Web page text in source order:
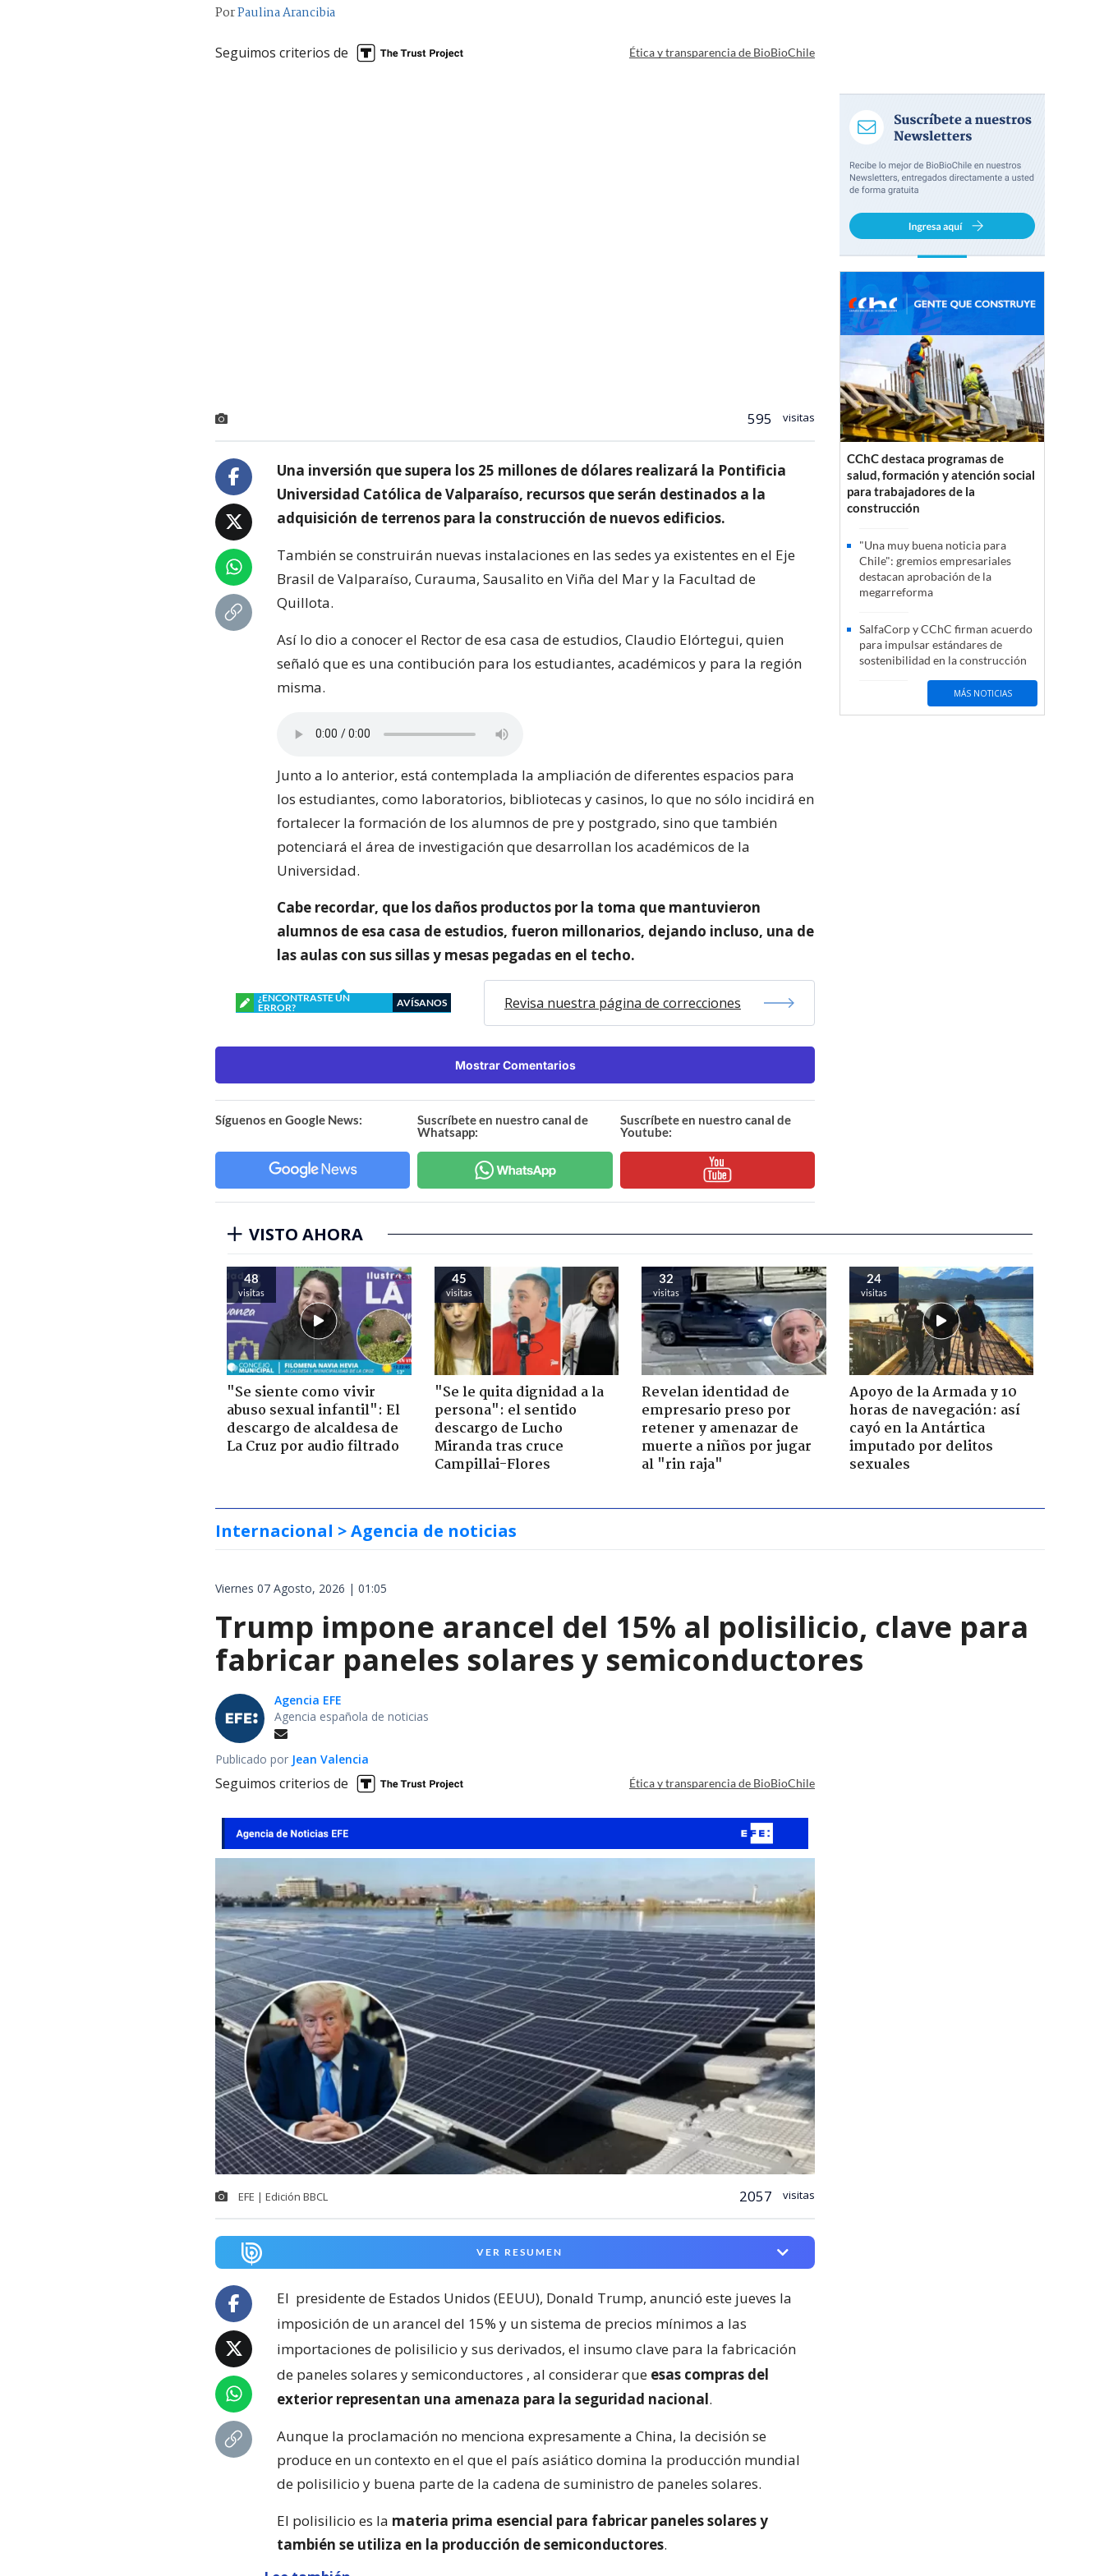
PorPaulina Arancibia
Seguimos criterios de Ética y transparencia de BioBioChile
595 visitas
Una inversión que supera los 25 millones de dólares realizará la Pontificia
Universidad Católica de Valparaíso, recursos que serán destinados a la
adquisición de terrenos para la construcción de nuevos edificios.
También se construirán nuevas instalaciones en las sedes ya existentes en el Eje
Brasil de Valparaíso, Curauma, Sausalito en Viña del Mar y la Facultad de
Quillota.
Así lo dio a conocer el Rector de esa casa de estudios, Claudio Elórtegui, quien
señaló que es una contibución para los estudiantes, académicos y para la región
misma.
Junto a lo anterior, está contemplada la ampliación de diferentes espacios para
los estudiantes, como laboratorios, bibliotecas y casinos, lo que no sólo incidirá en
fortalecer la formación de los alumnos de pre y postgrado, sino que también
potenciará el área de investigación que desarrollan los académicos de la
Universidad.
Cabe recordar, que los daños productos por la toma que mantuvieron
alumnos de esa casa de estudios, fueron millonarios, dejando incluso, una de
las aulas con sus sillas y mesas pegadas en el techo.
¿ENCONTRASTE UN
ERROR?
AVÍSANOS Revisa nuestra página de correcciones
Mostrar Comentarios
Síguenos en Google News:
Suscríbete en nuestro canal de
Whatsapp:
Suscríbete en nuestro canal de
Youtube:
CChC destaca programas de
salud, formación y atención social
para trabajadores de la
construcción
"Una muy buena noticia para
Chile": gremios empresariales
destacan aprobación de la
megarreforma
SalfaCorp y CChC firman acuerdo
para impulsar estándares de
sostenibilidad en la construcción
MÁS NOTICIAS
VISTO AHORA
48
visitas
"Se siente como vivir
abuso sexual infantil": El
descargo de alcaldesa de
La Cruz por audio filtrado
45
visitas
"Se le quita dignidad a la
persona": el sentido
descargo de Lucho
Miranda tras cruce
Campillai-Flores
32
visitas
Revelan identidad de
empresario preso por
retener y amenazar de
muerte a niños por jugar
al "rin raja"
24
visitas
Apoyo de la Armada y 10
horas de navegación: así
cayó en la Antártica
imputado por delitos
sexuales
Internacional > Agencia de noticias
Viernes 07 Agosto, 2026 | 01:05
Trump impone arancel del 15% al polisilicio, clave para
fabricar paneles solares y semiconductores
Agencia EFE
Agencia española de noticias
Publicado por Jean Valencia
Seguimos criterios de Ética y transparencia de BioBioChile
EFE | Edición BBCL 2057 visitas
VER RESUMEN
El presidente de Estados Unidos (EEUU), Donald Trump, anunció este jueves la
imposición de un arancel del 15% y un sistema de precios mínimos a las
importaciones de polisilicio y sus derivados, el insumo clave para la fabricación
de paneles solares y semiconductores , al considerar que esas compras del
exterior representan una amenaza para la seguridad nacional.
Aunque la proclamación no menciona expresamente a China, la decisión se
produce en un contexto en el que el país asiático domina la producción mundial
de polisilicio y buena parte de la cadena de suministro de paneles solares.
El polisilicio es la materia prima esencial para fabricar paneles solares y
también se utiliza en la producción de semiconductores.